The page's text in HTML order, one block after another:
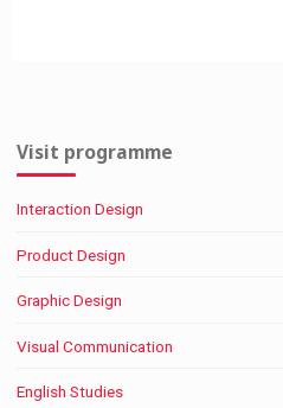
Visit programme
Interaction Design
Product Design
Graphic Design
Visual Communication
English Studies